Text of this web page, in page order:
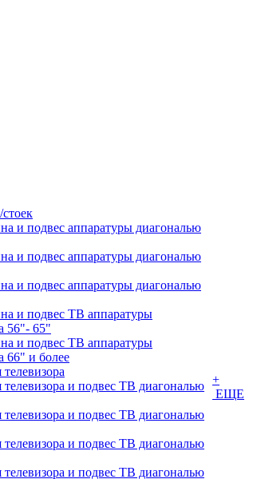
и подвес аппаратуры диагональю
и подвес аппаратуры диагональю
и подвес аппаратуры диагональю
и подвес ТВ аппаратуры
56"- 65"
и подвес ТВ аппаратуры
66" и более
телевизора и подвес ТВ диагональю
телевизора и подвес ТВ диагональю
телевизора и подвес ТВ диагональю
телевизора и подвес ТВ диагональю
+
ЕЩЕ